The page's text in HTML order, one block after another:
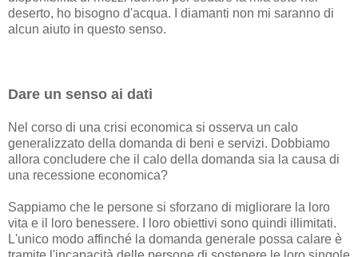
deserto, ho bisogno d'acqua. I diamanti non mi saranno di
alcun aiuto in questo senso.
Dare un senso ai dati
Nel corso di una crisi economica si osserva un calo
generalizzato della domanda di beni e servizi. Dobbiamo
allora concludere che il calo della domanda sia la causa di
una recessione economica?
Sappiamo che le persone si sforzano di migliorare la loro
vita e il loro benessere. I loro obiettivi sono quindi illimitati.
L'unico modo affinché la domanda generale possa calare è